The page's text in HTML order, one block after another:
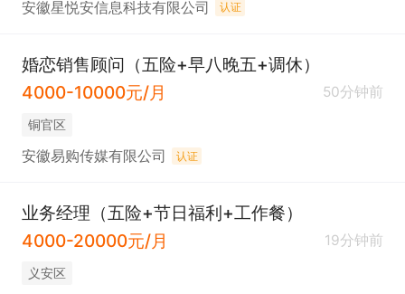
安徽星悦安信息科技有限公司 认证
婚恋销售顾问（五险+早八晚五+调休）
4000-10000元/月
50分钟前
铜官区
安徽易购传媒有限公司 认证
业务经理（五险+节日福利+工作餐）
4000-20000元/月
19分钟前
义安区